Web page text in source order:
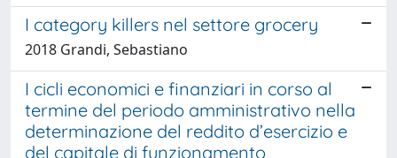
I category killers nel settore grocery
2018 Grandi, Sebastiano
I cicli economici e finanziari in corso al
termine del periodo amministrativo nella
determinazione del reddito d’esercizio e
del capitale di funzionamento